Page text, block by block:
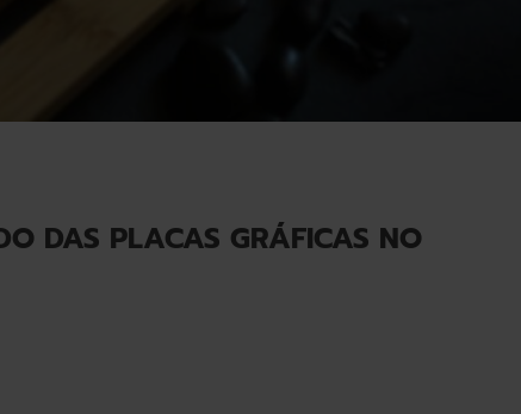
DAS PLACAS GRÁFICAS NO